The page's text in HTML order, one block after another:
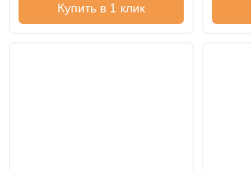
Купить в 1 клик